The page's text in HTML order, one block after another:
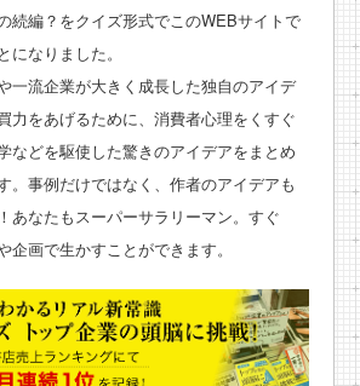
続編？をクイズ形式でこのWEBサイトで
になりました。
一流企業が大きく成長した独自のアイデ
力をあげるために、消費者心理をくすぐ
などを駆使した驚きのアイデアをまとめ
。事例だけではなく、作者のアイデアも
あなたもスーパーサラリーマン。すぐ
企画で生かすことができます。